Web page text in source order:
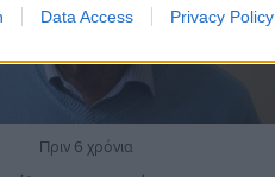
Data Access Privacy Policy
Πριν 6 χρόνια